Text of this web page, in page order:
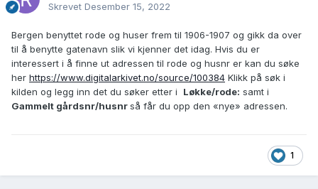
Skrevet Desember 15, 2022
Bergen benyttet rode og huser frem til 1906-1907 og gikk da over
til å benytte gatenavn slik vi kjenner det idag. Hvis du er
interessert i å finne ut adressen til rode og husnr er kan du søke
her https://www.digitalarkivet.no/source/100384 Klikk på søk i
kilden og legg inn det du søker etter i Løkke/rode: samt i
Gammelt gårdsnr/husnrså får du opp den «nye» adressen.
1